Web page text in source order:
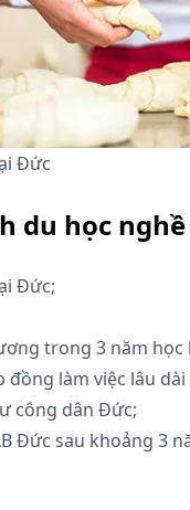
Đức
du học
Đức;
trong 3 năm học
làm việc lâu
công dân Đức;
Đức sau khoảng 3